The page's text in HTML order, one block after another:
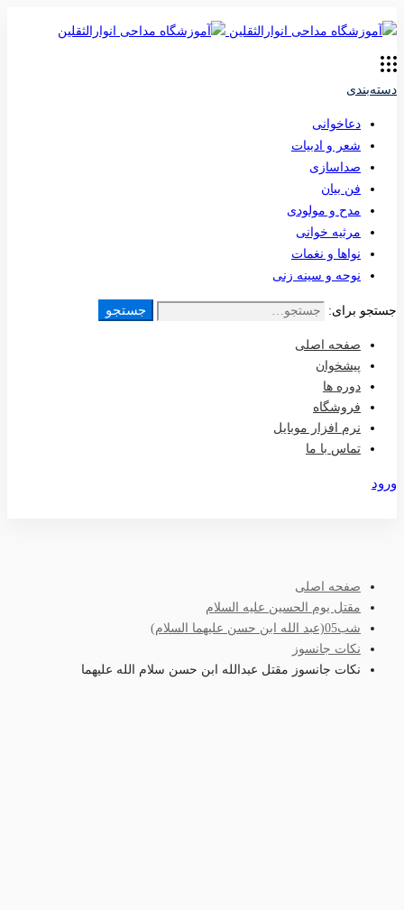
دسته‌بندی
دعاخوانی
شعر و ادبیات
صداسازی
فن بیان
مدح و مولودی
مرثیه خوانی
نواها و نغمات
نوحه و سینه زنی
جستجو برای: جستجو
صفحه اصلی
پیشخوان
دوره ها
فروشگاه
نرم افزار موبایل
تماس با ما
ورود
صفحه اصلی
مقتل یوم الحسین علیه السلام
شب05(عبد الله ابن حسن علیهما السلام)
نکات جانسوز
نکات جانسوز مقتل عبدالله ابن حسن سلام الله علیهما